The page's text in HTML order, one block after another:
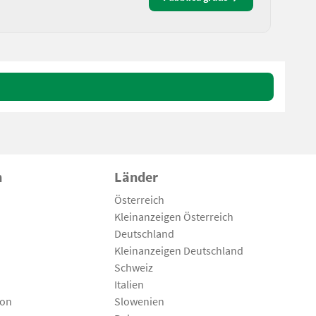
Länder
Österreich
Kleinanzeigen Österreich
Deutschland
Kleinanzeigen Deutschland
Schweiz
Italien
Slowenien